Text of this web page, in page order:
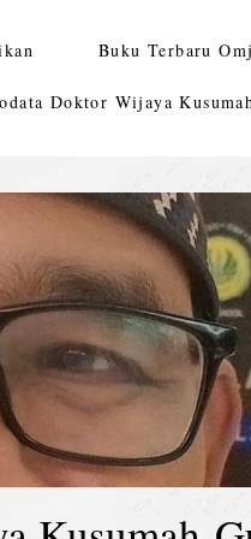
Buku Terbaru
Doktor Wijaya